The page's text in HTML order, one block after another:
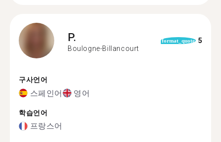
P.
Boulogne-Billancourt
format_quote 5
구사언어
스페인어 영어
학습언어
프랑스어